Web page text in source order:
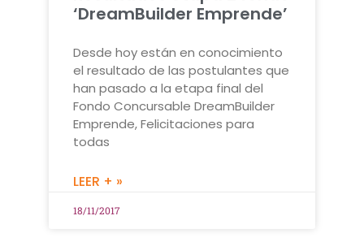
‘DreamBuilder Emprende’
Desde hoy están en conocimiento
el resultado de las postulantes que
han pasado a la etapa final del
Fondo Concursable DreamBuilder
Emprende, Felicitaciones para
todas
LEER + »
18/11/2017